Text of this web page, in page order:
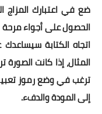
ضع في اعتبارك
الحصول على أجواء مرحة
اتجاه الكتابة
المثال، إذا كانت
ترغب في وضع رموز
إلى المودة والدفء.